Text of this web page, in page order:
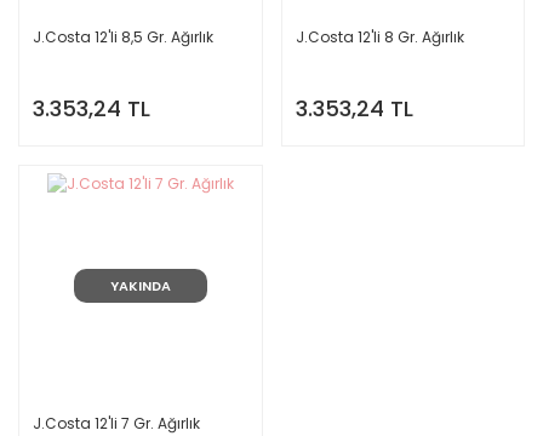
J.Costa 12'li 8,5 Gr. Ağırlık
3.353,24 TL
J.Costa 12'li 8 Gr. Ağırlık
3.353,24 TL
YAKINDA
J.Costa 12'li 7 Gr. Ağırlık